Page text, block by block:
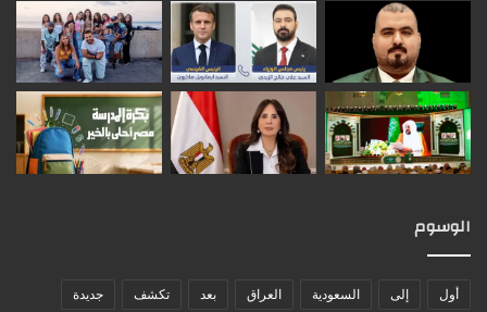
الوسوم
أول إلى السعودية العراق بعد تكشف جديدة